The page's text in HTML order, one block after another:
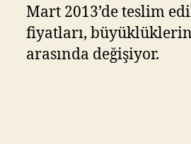
Mart 2013’de teslim
fiyatları,
arasında değişiyor.